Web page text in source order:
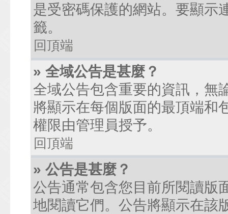
是受密碼保護的網站。要顯示
籤。
回頂端
» 全域公告是甚麼？
全域公告包含重要的資訊，無
將顯示在每個版面的最頂端和
權限由管理員授予。
回頂端
» 公告是甚麼？
公告通常包含您目前所閱讀版
地閱讀它們。公告將顯示在該